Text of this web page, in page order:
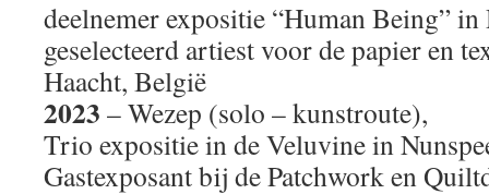
deelnemer expositie “Human Being”
geselecteerd artiest voor de papier en
Haacht, België
2023 – Wezep (solo – kunstroute),
Trio expositie in de Veluvine in
Gastexposant bij de Patchwork en